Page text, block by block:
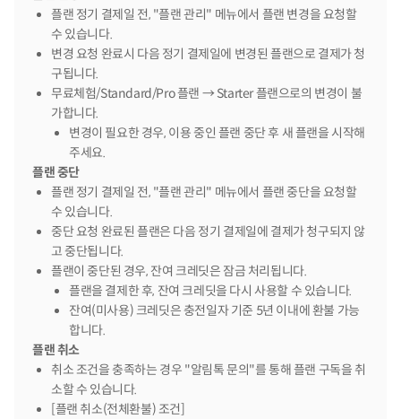
플랜 정기 결제일 전, "플랜 관리" 메뉴에서 플랜 변경을 요청할
수 있습니다.
변경 요청 완료시 다음 정기 결제일에 변경된 플랜으로 결제가 청
구됩니다.
무료체험/Standard/Pro 플랜 → Starter 플랜으로의 변경이 불
가합니다.
변경이 필요한 경우, 이용 중인 플랜 중단 후 새 플랜을 시작해
주세요.
플랜 중단
플랜 정기 결제일 전, "플랜 관리" 메뉴에서 플랜 중단을 요청할
수 있습니다.
중단 요청 완료된 플랜은 다음 정기 결제일에 결제가 청구되지 않
고 중단됩니다.
플랜이 중단된 경우, 잔여 크레딧은 잠금 처리됩니다.
플랜을 결제한 후, 잔여 크레딧을 다시 사용할 수 있습니다.
잔여(미사용) 크레딧은 충전일자 기준 5년 이내에 환불 가능
합니다.
플랜 취소
취소 조건을 충족하는 경우 "알림톡 문의"를 통해 플랜 구독을 취
소할 수 있습니다.
[플랜 취소(전체환불) 조건]